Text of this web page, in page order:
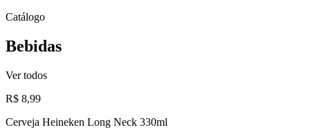
Catálogo
Bebidas
Ver todos
R$ 8,99
Cerveja Heineken Long Neck 330ml